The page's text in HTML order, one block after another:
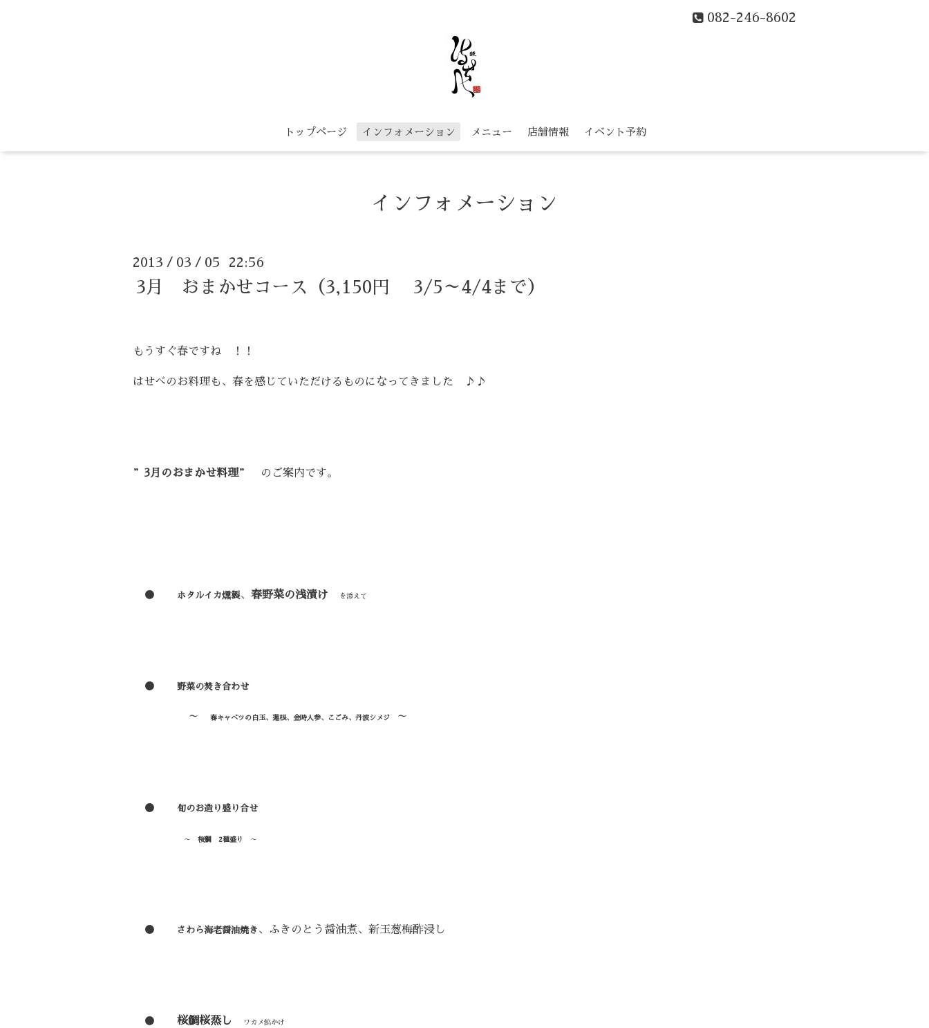
082-246-8602
トップページ インフォメーション メニュー 店舗情報 イベント予約
インフォメーション
2013 / 03 / 05 22:56
3月 おまかせコース（3,150円 3/5～4/4まで）
もうすぐ春ですね ！！
はせべのお料理も、春を感じていただけるものになってきました ♪♪
” 3月のおまかせ料理” のご案内です。
● ホタルイカ燻製、 春野菜の浅漬け を添えて
● 野菜の焚き合わせ
～ 春キャベツの白玉、蓮根、金時人参、こごみ、丹波シメジ ～
● 旬のお造り盛り合せ
～ 桜鯛 2種盛り ～
● さわら海老醤油焼き、ふきのとう醤油煮、新玉葱梅酢浸し
● 桜鯛桜蒸し ワカメ餡かけ